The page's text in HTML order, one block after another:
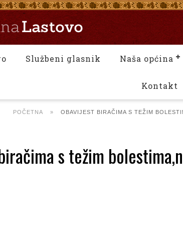
Službeni glasnik Naša općina
Kontakt
POČETNA » OBAVIJEST BIRAČIMA S TEŽIM
s težim